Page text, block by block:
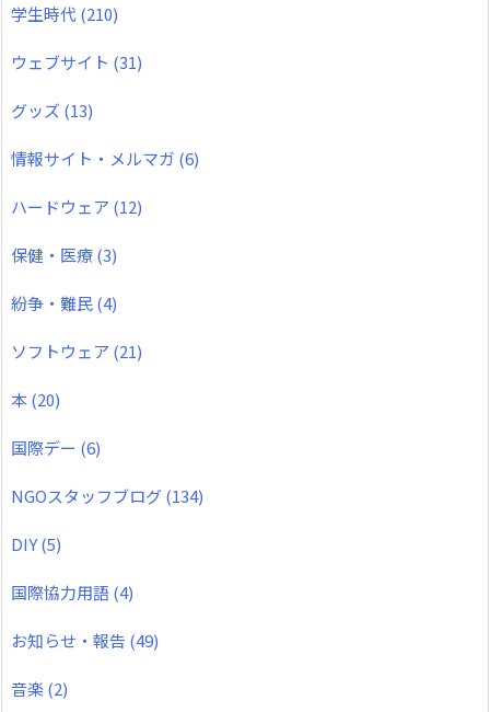
学生時代(210)
ウェブサイト (31)
グッズ (13)
情報サイト・メルマガ (6)
ハードウェア (12)
保健・医療(3)
紛争・難民(4)
ソフトウェア (21)
本(20)
国際デー (6)
NGOスタッフブログ(134)
DIY(5)
国際協力用語(4)
お知らせ・報告 (49)
音楽(2)